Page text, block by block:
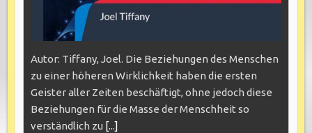
Autor: Tiffany, Joel. Die Beziehungen des Menschen
zu einer höheren Wirklichkeit haben die ersten
Geister aller Zeiten beschäftigt, ohne jedoch diese
Beziehungen für die Masse der Menschheit so
verständlich zu [...]